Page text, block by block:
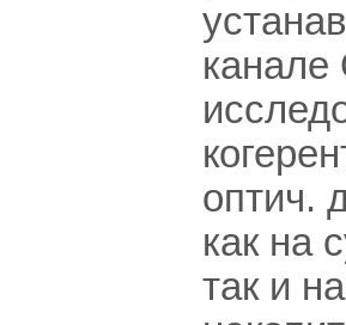
канале
оптич.
как на
так и